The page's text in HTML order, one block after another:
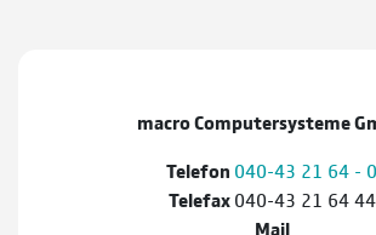
macro Computersysteme
Telefon 040-43 21 64 - 0
Telefax040-43 21 64 44
Mail